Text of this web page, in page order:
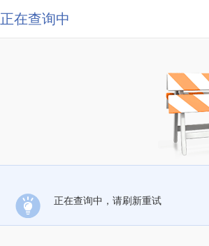
正在查询中
正在查询中，请刷新重试